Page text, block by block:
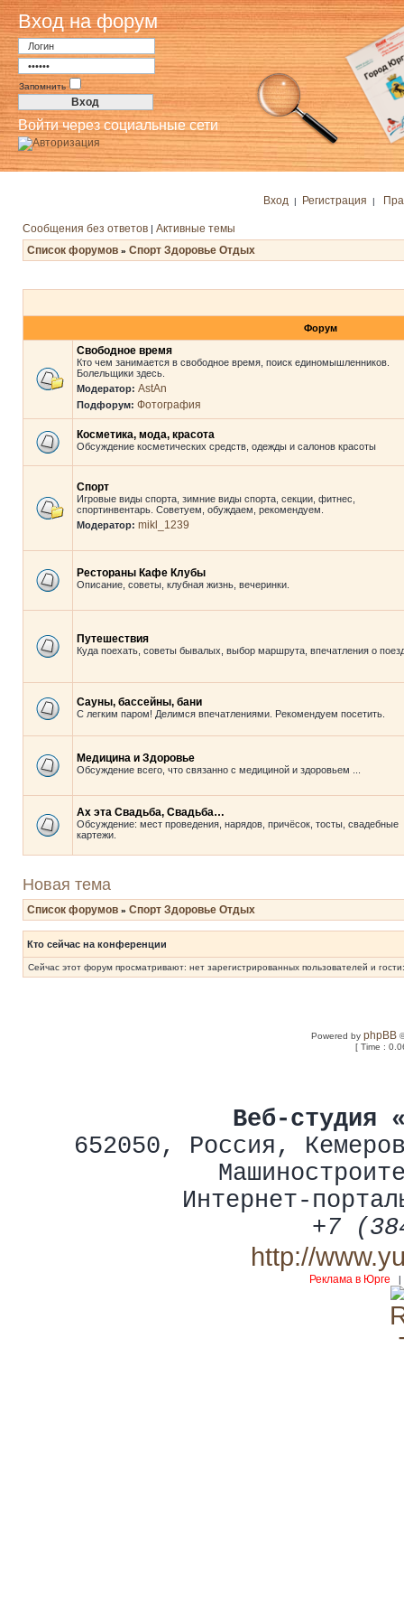
Вход на форум
Запомнить
Войти через социальные сети
Вход | Регистрация |
Сообщения без ответов | Активные темы
Список форумов » Спорт Здоровье Отдых
Форум
Свободное время
Кто чем занимается в свободное время, поиск единомышленников.
Болельщики здесь.
Модератор: AstAn
Подфорум: Фотография
Косметика, мода, красота
Обсуждение косметических средств, одежды и салонов красоты
Спорт
Игровые виды спорта, зимние виды спорта, секции, фитнес,
спортинвентарь. Советуем, обуждаем, рекомендуем.
Модератор: mikl_1239
Рестораны Кафе Клубы
Описание, советы, клубная жизнь, вечеринки.
Путешествия
Куда поехать, советы бывалых, выбор маршрута, впечатления о
Сауны, бассейны, бани
С легким паром! Делимся впечатлениями. Рекомендуем посетить.
Медицина и Здоровье
Обсуждение всего, что связанно с медициной и здоровьем ...
Ах эта Свадьба, Свадьба…
Обсуждение: мест проведения, нарядов, причёсок, тосты, свадебные
картежи.
Новая тема
Список форумов » Спорт Здоровье Отдых
Кто сейчас на конференции
Сейчас этот форум просматривают: нет зарегистрированных пользователей и
Powered byphpBB
[ Time :
Веб-студия
652050, Россия ,
Интернет-
+7
http://
Реклама в Юрге